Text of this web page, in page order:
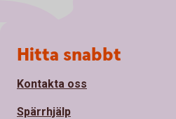
Sidfot
Hitta snabbt
Kontakta oss
Spärrhjälp